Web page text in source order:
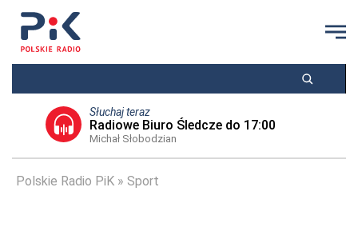
Słuchaj teraz
Radiowe Biuro Śledcze do 17:00
Michał Słobodzian
Polskie Radio PiK Sport